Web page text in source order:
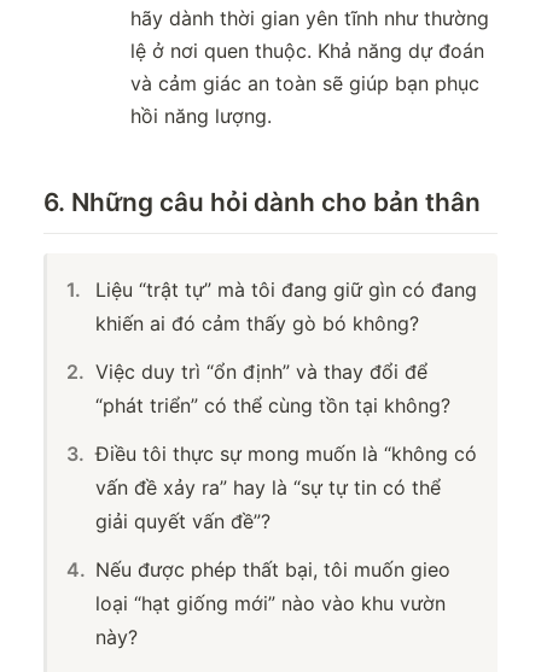
hãy dành thời gian yên tĩnh như thường
lệ ở nơi quen thuộc. Khả năng dự đoán
và cảm giác an toàn sẽ giúp bạn phục
hồi năng lượng.
6. Những câu hỏi dành cho bản thân
Liệu “trật tự” mà tôi đang giữ gìn có đang
khiến ai đó cảm thấy gò bó không?
Việc duy trì “ổn định” và thay đổi để
“phát triển” có thể cùng tồn tại không?
Điều tôi thực sự mong muốn là “không có
vấn đề xảy ra” hay là “sự tự tin có thể
giải quyết vấn đề”?
Nếu được phép thất bại, tôi muốn gieo
loại “hạt giống mới” nào vào khu vườn
này?